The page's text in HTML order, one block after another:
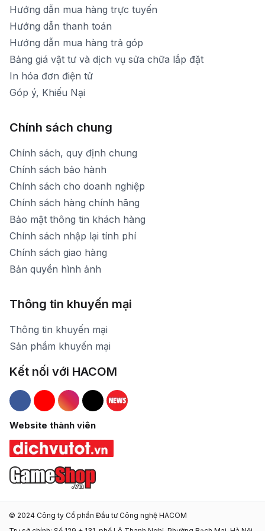
Hướng dẫn mua hàng trực tuyến
Hướng dẫn thanh toán
Hướng dẫn mua hàng trả góp
Bảng giá vật tư và dịch vụ sửa chữa lắp đặt
In hóa đơn điện tử
Góp ý, Khiếu Nại
Chính sách chung
Chính sách, quy định chung
Chính sách bảo hành
Chính sách cho doanh nghiệp
Chính sách hàng chính hãng
Bảo mật thông tin khách hàng
Chính sách nhập lại tính phí
Chính sách giao hàng
Bản quyền hình ảnh
Thông tin khuyến mại
Thông tin khuyến mại
Sản phẩm khuyến mại
Kết nối với HACOM
Hacom Facebook
Hacom YouTube
Hacom Instagram
Hacom TikTok
Website thành viên
© 2024 Công ty Cổ phần Đầu tư Công nghệ HACOM